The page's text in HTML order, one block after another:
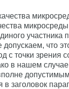
участника
что
с точки зрения
в нашем
заголовок